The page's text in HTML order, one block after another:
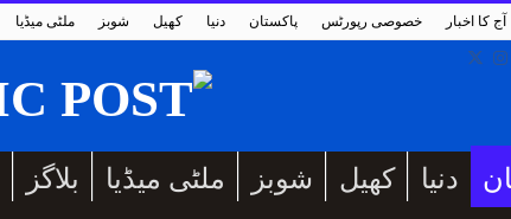
ملٹی میڈیا شوبز کھیل دنیا پاکستان خصوصی رپورٹس آج کا اخبار
بلاگز ملٹی میڈیا شوبز کھیل دنیا